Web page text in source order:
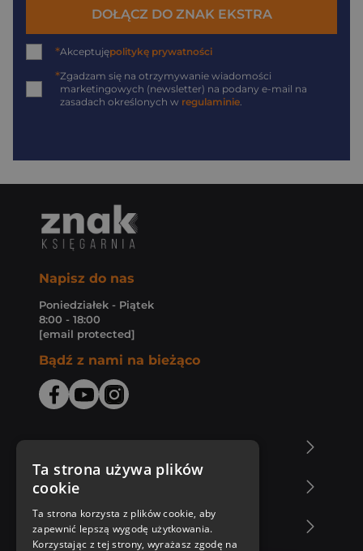
DOŁĄCZ DO ZNAK EKSTRA
*Akceptujępolitykę prywatności
*Zgadzam się na otrzymywanie wiadomości
marketingowych (newsletter) na podany e-mail na
zasadach określonych w regulaminie.
Napisz do nas
Poniedziałek - Piątek
8:00 - 18:00
[email protected]
Bądź z nami na bieżąco
Zakupy u nas
Nasza oferta
Ta strona używa plików
cookie
Ta strona korzysta z plików cookie, aby
zapewnić lepszą wygodę użytkowania.
Korzystając z tej strony, wyrażasz zgodę na